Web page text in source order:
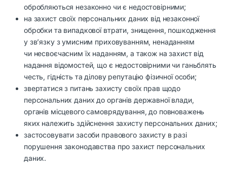
обробляються незаконно чи є недостовірними;
на захист своїх персональних даних від незаконної
обробки та випадкової втрати, знищення, пошкодження
у зв’язку з умисним приховуванням, ненаданням
чи несвоєчасним їх наданням, а також на захист від
надання відомостей, що є недостовірними чи ганьблять
честь, гідність та ділову репутацію фізичної особи;
звертатися з питань захисту своїх прав щодо
персональних даних до органів державної влади,
органів місцевого самоврядування, до повноважень
яких належить здійснення захисту персональних даних;
застосовувати засоби правового захисту в разі
порушення законодавства про захист персональних
даних.